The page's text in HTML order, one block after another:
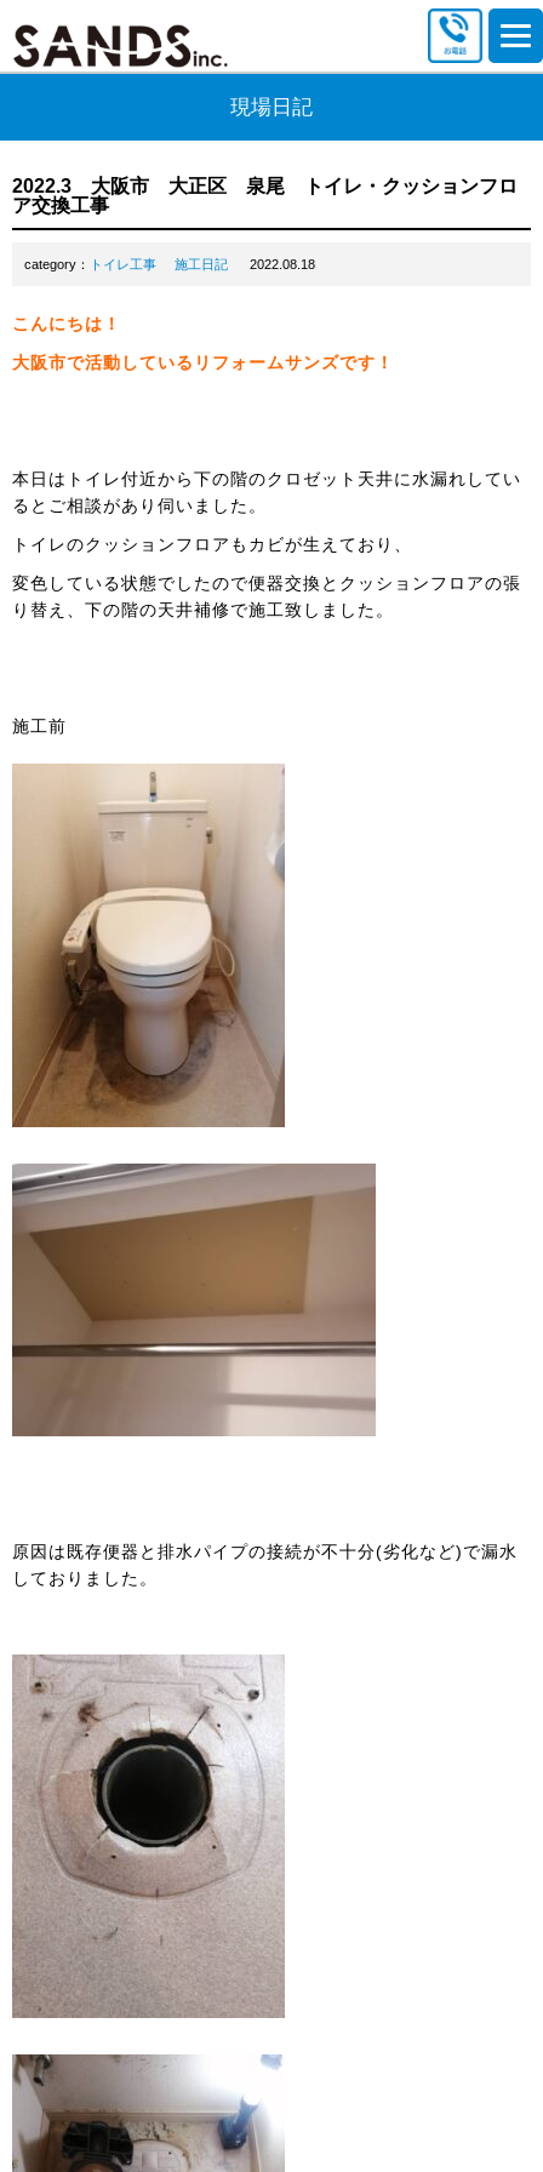
現場日記
2022.3 大阪市 大正区 泉尾 トイレ・クッションフロ
ア交換工事
category： トイレ工事 施工日記 2022.08.18
こんにちは！
大阪市で活動しているリフォームサンズです！
本日はトイレ付近から下の階のクロゼット天井に水漏れしてい
るとご相談があり伺いました。
トイレのクッションフロアもカビが生えており、
変色している状態でしたので便器交換とクッションフロアの張
り替え、下の階の天井補修で施工致しました。
施工前
原因は既存便器と排水パイプの接続が不十分(劣化など)で漏水
しておりました。